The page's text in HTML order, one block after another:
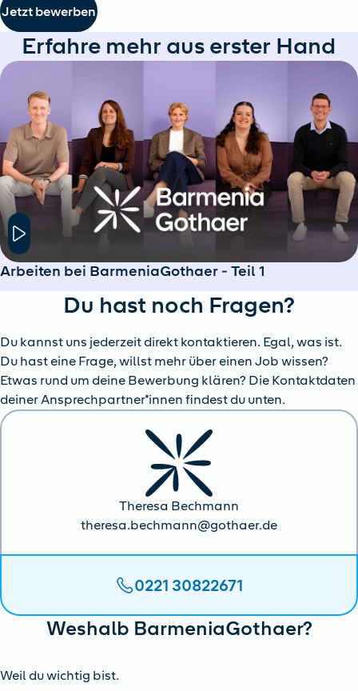
Jetzt bewerben
Erfahre mehr aus erster Hand
Hier klicken um das Modal Fenster zu öffnen
Arbeiten bei BarmeniaGothaer - Teil 1
Du hast noch Fragen?
Du kannst uns jederzeit direkt kontaktieren. Egal, was ist.
Du hast eine Frage, willst mehr über einen Job wissen?
Etwas rund um deine Bewerbung klären? Die Kontaktdaten
deiner Ansprechpartner*innen findest du unten.
Theresa Bechmann
theresa.bechmann@gothaer.de
0221 30822671
Weshalb BarmeniaGothaer?
Weil du wichtig bist.